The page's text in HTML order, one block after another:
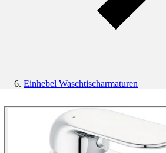
Einhebel Waschtischarmaturen